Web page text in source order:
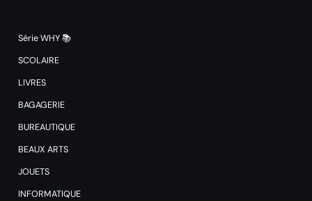
Série WHY 📚
SCOLAIRE
LIVRES
BAGAGERIE
BUREAUTIQUE
BEAUX ARTS
JOUETS
INFORMATIQUE